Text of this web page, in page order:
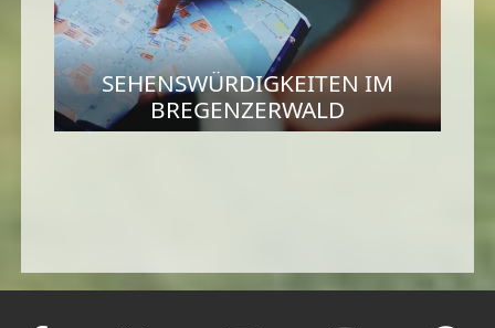
SEHENSWÜRDIGKEITEN IM
BREGENZERWALD